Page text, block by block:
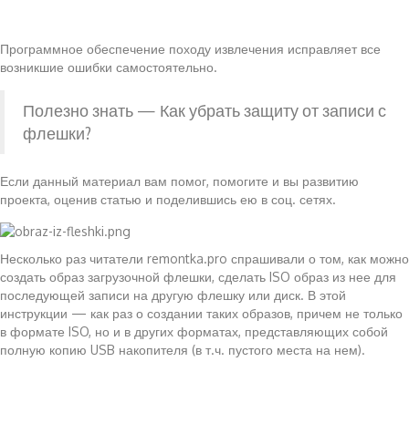
Программное обеспечение походу извлечения исправляет все
возникшие ошибки самостоятельно.
Полезно знать — Как убрать защиту от записи с
флешки?
Если данный материал вам помог, помогите и вы развитию
проекта, оценив статью и поделившись ею в соц. сетях.
Несколько раз читатели remontka.pro спрашивали о том, как можно
создать образ загрузочной флешки, сделать ISO образ из нее для
последующей записи на другую флешку или диск. В этой
инструкции — как раз о создании таких образов, причем не только
в формате ISO, но и в других форматах, представляющих собой
полную копию USB накопителя (в т.ч. пустого места на нем).